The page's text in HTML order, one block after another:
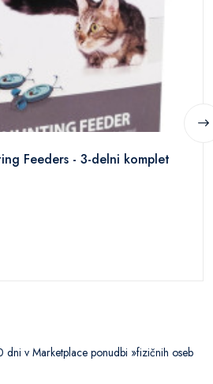
Feeders - 3-delni komplet
v Marketplace ponudbi »fizičnih oseb